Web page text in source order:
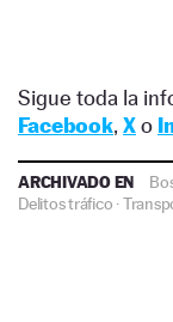
Sigue toda la
Facebook, Xo
ARCHIVADO EN
Delitos tráfico ·